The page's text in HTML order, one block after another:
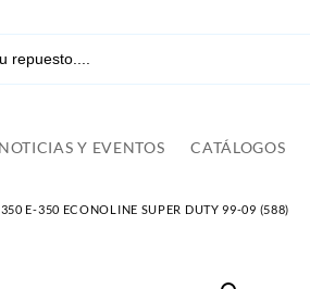
NOTICIAS Y EVENTOS CATÁLOGOS
E-350 ECONOLINE SUPER DUTY 99-09 (588)